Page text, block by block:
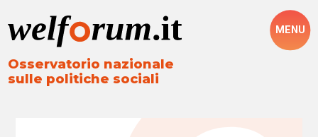
Osservatorio nazionale
sulle politiche sociali
MENU